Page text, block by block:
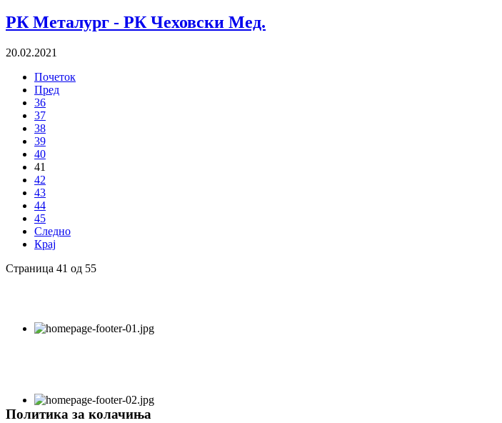
РК Металург - РК Чеховски Мед.
20.02.2021
Почеток
Пред
36
37
38
39
40
41
42
43
44
45
Следно
Крај
Страница 41 од 55
Политика за колачиња